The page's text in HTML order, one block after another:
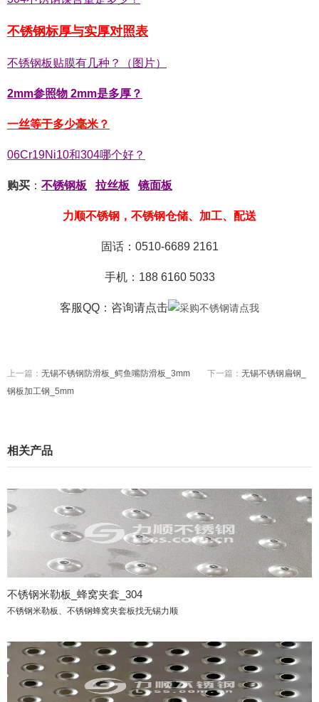
不锈钢标厚与实厚对照表
不锈钢板贴膜有几种？（图片）
2mm参照物 2mm是多厚？
一丝等于多少毫米？
06Cr19Ni10和304哪个好？
购买 ： 不锈钢板 拉丝板 镜面板
力顺不锈钢，不锈钢仓储、加工、配送
固话：0510-6689 2161
手机：188 6160 5033
客服QQ：咨询请点击
上一篇： 无锡不锈钢防滑板_鳄鱼嘴防滑板_3mm 下一篇： 无锡不锈钢扁钢_
钢板加工钢_5mm
相关产品
不锈钢米勒板_蜂窝夹套_304
不锈钢米勒板、不锈钢蜂窝夹套板找无锡力顺